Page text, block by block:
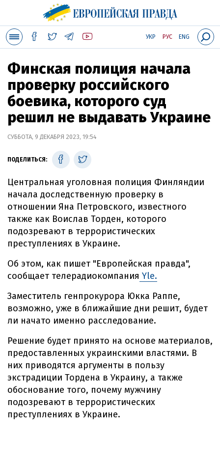
УКР РУС ENG
Финская полиция начала
проверку российского
боевика, которого суд
решил не выдавать Украине
СУББОТА, 9 ДЕКАБРЯ 2023, 19:54
ПОДЕЛИТЬСЯ:
Центральная уголовная полиция Финляндии
начала доследственную проверку в
отношении Яна Петровского, известного
также как Воислав Торден, которого
подозревают в террористических
преступлениях в Украине.
Об этом, как пишет "Европейская правда",
сообщает телерадиокомпания Yle.
Заместитель генпрокурора Юкка Раппе,
возможно, уже в ближайшие дни решит, будет
ли начато именно расследование.
Решение будет принято на основе материалов,
предоставленных украинскими властями. В
них приводятся аргументы в пользу
экстрадиции Тордена в Украину, а также
обоснование того, почему мужчину
подозревают в террористических
преступлениях в Украине.